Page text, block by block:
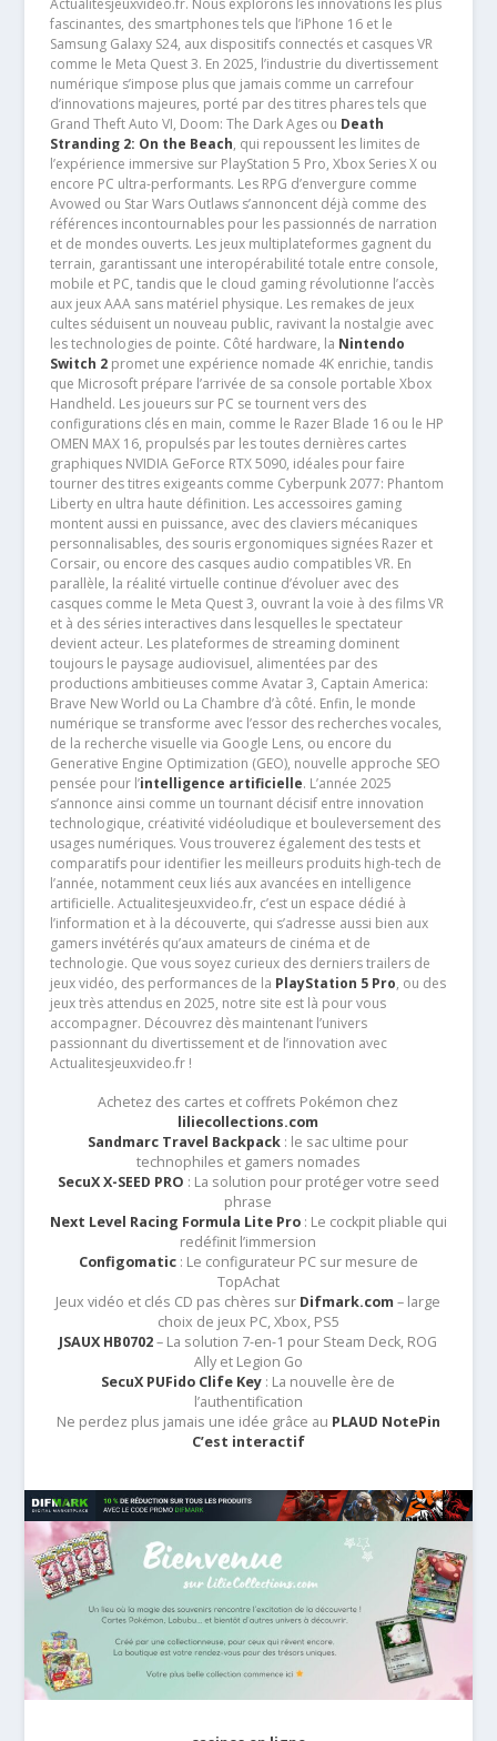
fascinantes, des smartphones tels que l’iPhone 16 et le
Samsung Galaxy S24, aux dispositifs connectés et casques VR
comme le Meta Quest 3. En 2025, l’industrie du divertissement
numérique s’impose plus que jamais comme un carrefour
d’innovations majeures, porté par des titres phares tels que
Grand Theft Auto VI, Doom: The Dark Ages ou Death
Stranding 2: On the Beach, qui repoussent les limites de
l’expérience immersive sur PlayStation 5 Pro, Xbox Series X ou
encore PC ultra-performants. Les RPG d’envergure comme
Avowed ou Star Wars Outlaws s’annoncent déjà comme des
références incontournables pour les passionnés de narration
et de mondes ouverts. Les jeux multiplateformes gagnent du
terrain, garantissant une interopérabilité totale entre console,
mobile et PC, tandis que le cloud gaming révolutionne l’accès
aux jeux AAA sans matériel physique. Les remakes de jeux
cultes séduisent un nouveau public, ravivant la nostalgie avec
les technologies de pointe. Côté hardware, la Nintendo
Switch 2promet une expérience nomade 4K enrichie, tandis
que Microsoft prépare l’arrivée de sa console portable Xbox
Handheld. Les joueurs sur PC se tournent vers des
configurations clés en main, comme le Razer Blade 16 ou le HP
OMEN MAX 16, propulsés par les toutes dernières cartes
graphiques NVIDIA GeForce RTX 5090, idéales pour faire
tourner des titres exigeants comme Cyberpunk 2077: Phantom
Liberty en ultra haute définition. Les accessoires gaming
montent aussi en puissance, avec des claviers mécaniques
personnalisables, des souris ergonomiques signées Razer et
Corsair, ou encore des casques audio compatibles VR. En
parallèle, la réalité virtuelle continue d’évoluer avec des
casques comme le Meta Quest 3, ouvrant la voie à des films VR
et à des séries interactives dans lesquelles le spectateur
devient acteur. Les plateformes de streaming dominent
toujours le paysage audiovisuel, alimentées par des
productions ambitieuses comme Avatar 3, Captain America:
Brave New World ou La Chambre d’à côté. Enfin, le monde
numérique se transforme avec l’essor des recherches vocales,
de la recherche visuelle via Google Lens, ou encore du
Generative Engine Optimization (GEO), nouvelle approche SEO
pensée pour l’intelligence artificielle. L’année 2025
s’annonce ainsi comme un tournant décisif entre innovation
technologique, créativité vidéoludique et bouleversement des
usages numériques. Vous trouverez également des tests et
comparatifs pour identifier les meilleurs produits high-tech de
l’année, notamment ceux liés aux avancées en intelligence
artificielle. Actualitesjeuxvideo.fr, c’est un espace dédié à
l’information et à la découverte, qui s’adresse aussi bien aux
gamers invétérés qu’aux amateurs de cinéma et de
technologie. Que vous soyez curieux des derniers trailers de
jeux vidéo, des performances de la PlayStation 5 Pro, ou des
jeux très attendus en 2025, notre site est là pour vous
accompagner. Découvrez dès maintenant l’univers
passionnant du divertissement et de l’innovation avec
Actualitesjeuxvideo.fr !
Achetez des cartes et coffrets Pokémon chez
liliecollections.com
Sandmarc Travel Backpack : le sac ultime pour
technophiles et gamers nomades
SecuX X-SEED PRO : La solution pour protéger votre seed
phrase
Next Level Racing Formula Lite Pro: Le cockpit pliable qui
redéfinit l’immersion
Configomatic: Le configurateur PC sur mesure de
TopAchat
Jeux vidéo et clés CD pas chères sur Difmark.com – large
choix de jeux PC, Xbox, PS5
JSAUX HB0702– La solution 7-en-1 pour Steam Deck, ROG
Ally et Legion Go
SecuX PUFido Clife Key : La nouvelle ère de
l’authentification
Ne perdez plus jamais une idée grâce au PLAUD NotePin
C’est interactif